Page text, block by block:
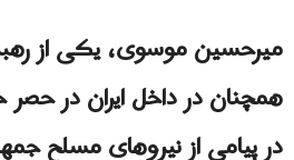
میرحسین موسوی، یکی از
همچنان در داخل ایران در
در پیامی از نیروهای مسلح